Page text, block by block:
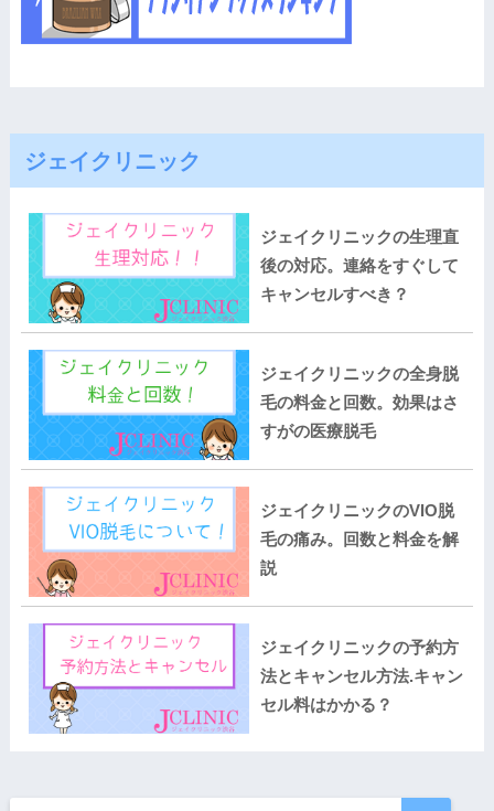
ジェイクリニック
ジェイクリニックの生理直
後の対応。連絡をすぐして
キャンセルすべき？
ジェイクリニックの全身脱
毛の料金と回数。効果はさ
すがの医療脱毛
ジェイクリニックのVIO脱
毛の痛み。回数と料金を解
説
ジェイクリニックの予約方
法とキャンセル方法.キャン
セル料はかかる？